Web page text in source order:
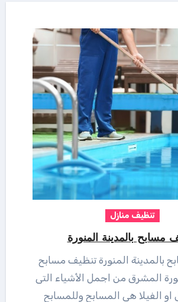
تنظيف منازل
مسابح بالمدينة المنورة
المشرق من اجمل الأشياء التى
او الفيلا هى المسابح وللمسابح